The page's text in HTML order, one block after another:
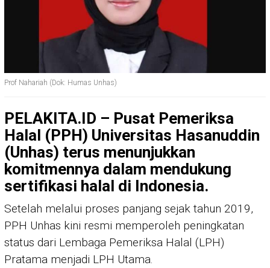
Prof Nahariah (Dok: Humas Unhas)
PELAKITA.ID – Pusat Pemeriksa
Halal (PPH) Universitas Hasanuddin
(Unhas) terus menunjukkan
komitmennya dalam mendukung
sertifikasi halal di Indonesia.
Setelah melalui proses panjang sejak tahun 2019,
PPH Unhas kini resmi memperoleh peningkatan
status dari Lembaga Pemeriksa Halal (LPH)
Pratama menjadi LPH Utama.